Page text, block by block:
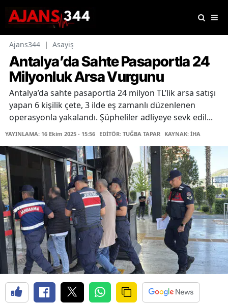
Ajans344 | Asayiş
Antalya’da Sahte Pasaportla 24
Milyonluk Arsa Vurgunu
Antalya’da sahte pasaportla 24 milyon TL’lik arsa satışı
yapan 6 kişilik çete, 3 ilde eş zamanlı düzenlenen
operasyonla yakalandı. Şüpheliler adliyeye sevk edil...
YAYINLAMA: 16 Ekim 2025 - 15:56 EDİTÖR: TUĞBA TAPAR KAYNAK: İHA